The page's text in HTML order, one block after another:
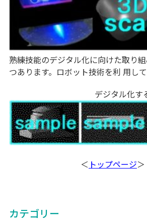
熟練技能のデジタル化に向けた取り
つあります。ロボット技術を利 用し
デジタル化す
＜ トップページ＞
カテゴリー